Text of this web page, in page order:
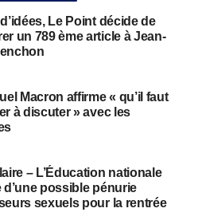
Le Point décide de
un 789 ème article à Jean-
Macron affirme « qu’il faut
à discuter » avec les
– L’Éducation nationale
d’une possible pénurie
sexuels pour la rentrée